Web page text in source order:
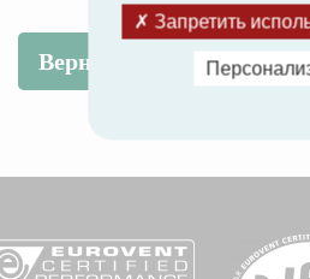
Вернуться к списку
Запретить